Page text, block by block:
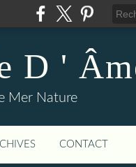
D '
Mer Nature
CONTACT